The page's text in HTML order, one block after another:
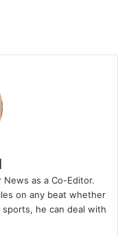
News as a Co-Editor.
on any beat whether
he can deal with